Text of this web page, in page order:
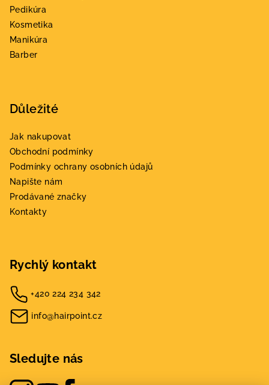
Pedikúra
Kosmetika
Manikúra
Barber
Důležité
Jak nakupovat
Obchodní podmínky
Podmínky ochrany osobních údajů
Napište nám
Prodávané značky
Kontakty
Rychlý kontakt
+420 224 234 342
info@hairpoint.cz
Sledujte nás